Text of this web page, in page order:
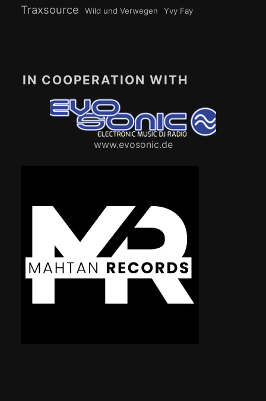
Traxsource Wild und Verwegen Yvy Fay
IN COOPERATION WITH
www.evosonic.de